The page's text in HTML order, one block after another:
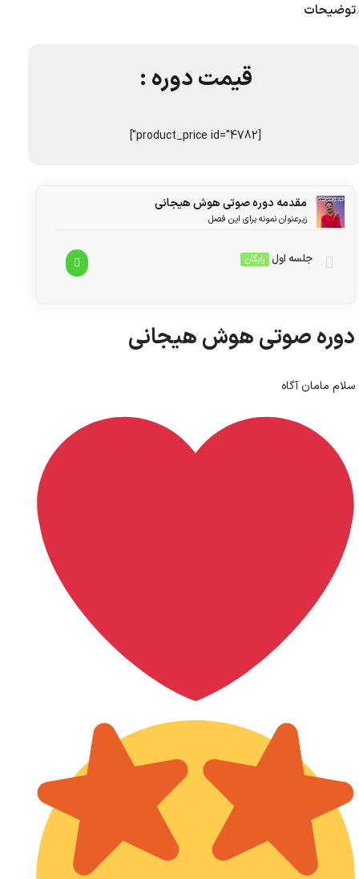
توضیحات
قیمت دوره :
[product_price id="4782"]
مقدمه دوره صوتی هوش هیجانی
زیرعنوان نمونه برای این فصل
جلسه اول رایگان
صوت
دوره صوتی هوش هیجانی
سلام مامان آگاه